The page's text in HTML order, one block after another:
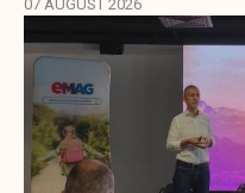
07 AUGUST 2026